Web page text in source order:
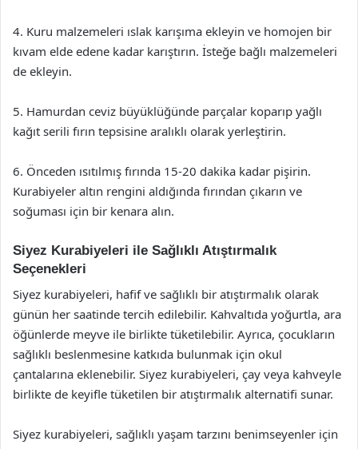
4. Kuru malzemeleri ıslak karışıma ekleyin ve homojen bir
kıvam elde edene kadar karıştırın. İsteğe bağlı malzemeleri
de ekleyin.
5. Hamurdan ceviz büyüklüğünde parçalar koparıp yağlı
kağıt serili fırın tepsisine aralıklı olarak yerleştirin.
6. Önceden ısıtılmış fırında 15-20 dakika kadar pişirin.
Kurabiyeler altın rengini aldığında fırından çıkarın ve
soğuması için bir kenara alın.
Siyez Kurabiyeleri ile Sağlıklı Atıştırmalık
Seçenekleri
Siyez kurabiyeleri, hafif ve sağlıklı bir atıştırmalık olarak
günün her saatinde tercih edilebilir. Kahvaltıda yoğurtla, ara
öğünlerde meyve ile birlikte tüketilebilir. Ayrıca, çocukların
sağlıklı beslenmesine katkıda bulunmak için okul
çantalarına eklenebilir. Siyez kurabiyeleri, çay veya kahveyle
birlikte de keyifle tüketilen bir atıştırmalık alternatifi sunar.
Siyez kurabiyeleri, sağlıklı yaşam tarzını benimseyenler için